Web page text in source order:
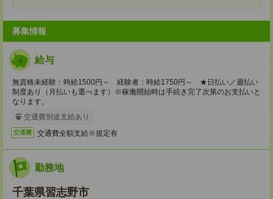
募集情報
給与
無資格未経験：時給1500円～ 経験者：時給1750円～ ★日払い／週払い
制度あり（月払いも選べます）※稼働開始時は手続き完了次第のお支払いと
なります。
交通費別途支給あり
交通費 交通費全額支給※規定有
勤務地
千葉県習志野市